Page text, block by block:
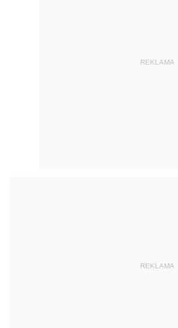
REKLAMA
REKLAMA